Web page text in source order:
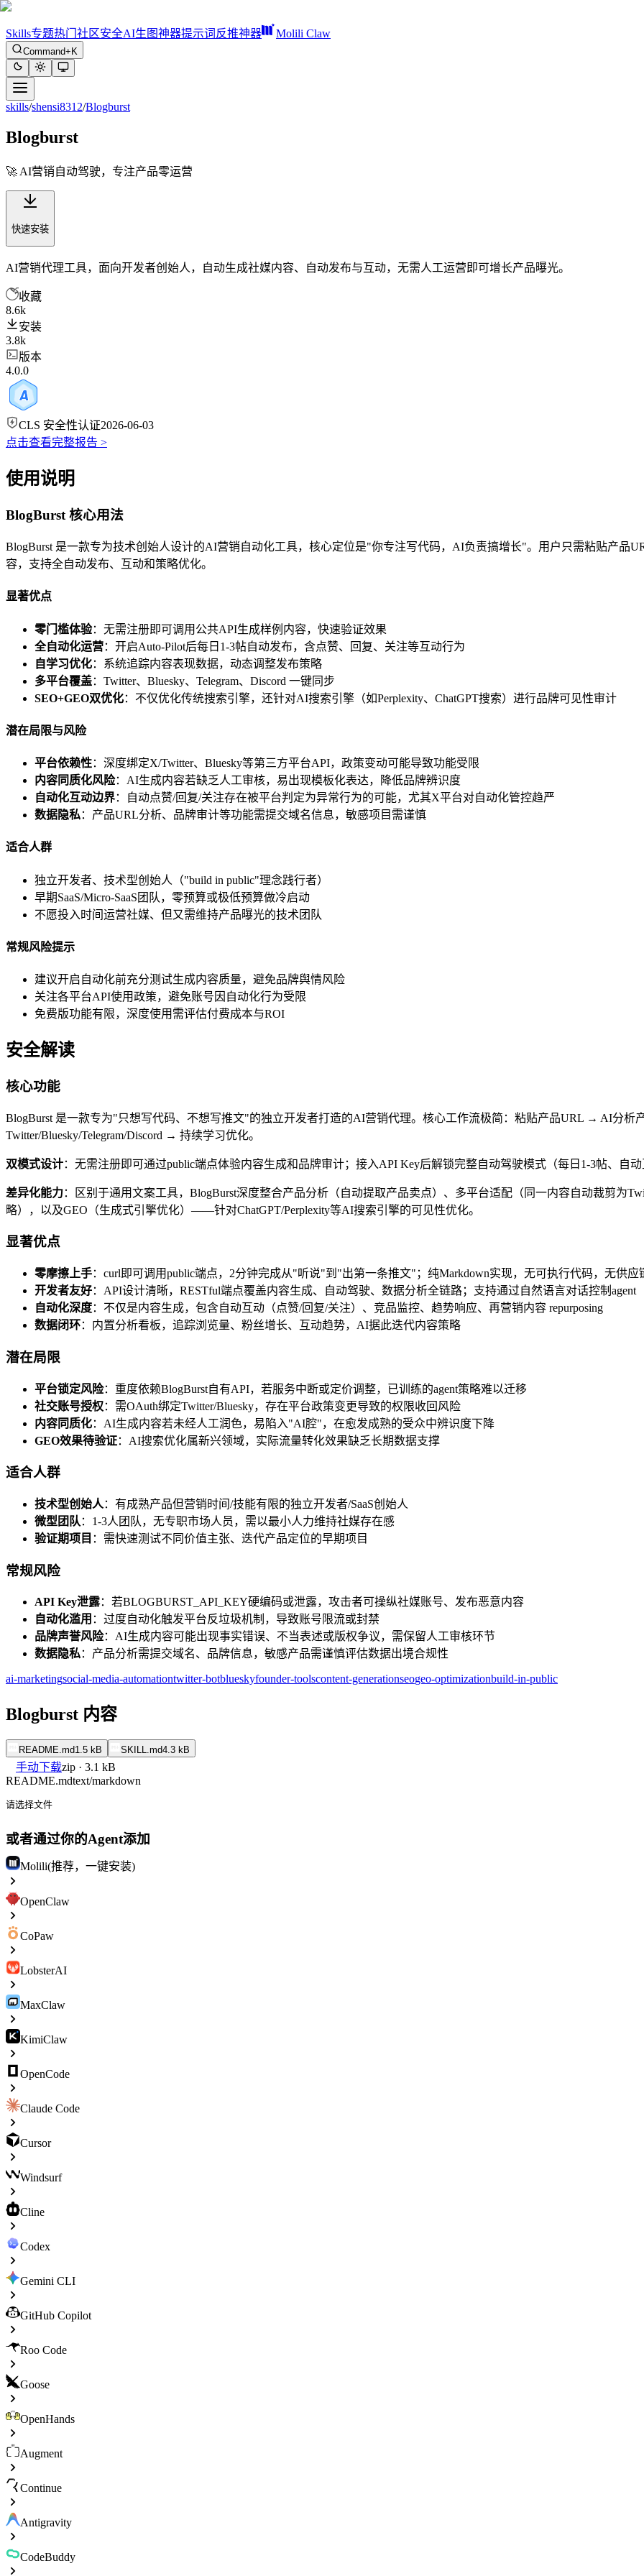
Skills专题热门 社区安全AI生图神器提示词反推神器 Molili Claw
Command+K
skills/shensi8312/Blogburst
Blogburst
🚀 AI营销自动驾驶，专注产品零运营
快速安装
AI营销代理工具，面向开发者创始人，自动生成社媒内容、自动发布与互动，无需人工运营即可增长产品曝光。
收藏
8.6k
安装
3.8k
版本
4.0.0
CLS 安全性认证2026-06-03
点击查看完整报告 >
使用说明
BlogBurst 核心用法
BlogBurst 是一款专为技术创始人设计的AI营销自动化工具，核心定位是"你专注写代码，AI负责搞增长"。用户只需粘贴产品
容，支持全自动发布、互动和策略优化。
显著优点
零门槛体验：无需注册即可调用公共API生成样例内容，快速验证效果
全自动化运营：开启Auto-Pilot后每日1-3帖自动发布，含点赞、回复、关注等互动行为
自学习优化：系统追踪内容表现数据，动态调整发布策略
多平台覆盖：Twitter、Bluesky、Telegram、Discord 一键同步
SEO+GEO双优化：不仅优化传统搜索引擎，还针对AI搜索引擎（如Perplexity、ChatGPT搜索）进行品牌可见性审计
潜在局限与风险
平台依赖性：深度绑定X/Twitter、Bluesky等第三方平台API，政策变动可能导致功能受限
内容同质化风险：AI生成内容若缺乏人工审核，易出现模板化表达，降低品牌辨识度
自动化互动边界：自动点赞/回复/关注存在被平台判定为异常行为的可能，尤其X平台对自动化管控趋严
数据隐私：产品URL分析、品牌审计等功能需提交域名信息，敏感项目需谨慎
适合人群
独立开发者、技术型创始人（"build in public"理念践行者）
早期SaaS/Micro-SaaS团队，零预算或极低预算做冷启动
不愿投入时间运营社媒、但又需维持产品曝光的技术团队
常规风险提示
建议开启自动化前充分测试生成内容质量，避免品牌舆情风险
关注各平台API使用政策，避免账号因自动化行为受限
免费版功能有限，深度使用需评估付费成本与ROI
安全解读
核心功能
BlogBurst 是一款专为"只想写代码、不想写推文"的独立开发者打造的AI营销代理。核心工作流极简：粘贴产品URL → AI分
Twitter/Bluesky/Telegram/Discord → 持续学习优化。
双模式设计：无需注册即可通过public端点体验内容生成和品牌审计；接入API Key后解锁完整自动驾驶模式（每日1-3帖、自动
差异化能力：区别于通用文案工具，BlogBurst深度整合产品分析（自动提取产品卖点）、多平台适配（同一内容自动裁剪为
略），以及GEO（生成式引擎优化）——针对ChatGPT/Perplexity等AI搜索引擎的可见性优化。
显著优点
零摩擦上手：curl即可调用public端点，2分钟完成从"听说"到"出第一条推文"；纯Markdown实现，无可执行代码，无供应
开发者友好：API设计清晰，RESTful端点覆盖内容生成、自动驾驶、数据分析全链路；支持通过自然语言对话控制agent
自动化深度：不仅是内容生成，包含自动互动（点赞/回复/关注）、竞品监控、趋势响应、再营销内容 repurposing
数据闭环：内置分析看板，追踪浏览量、粉丝增长、互动趋势，AI据此迭代内容策略
潜在局限
平台锁定风险：重度依赖BlogBurst自有API，若服务中断或定价调整，已训练的agent策略难以迁移
社交账号授权：需OAuth绑定Twitter/Bluesky，存在平台政策变更导致的权限收回风险
内容同质化：AI生成内容若未经人工润色，易陷入"AI腔"，在愈发成熟的受众中辨识度下降
GEO效果待验证：AI搜索优化属新兴领域，实际流量转化效果缺乏长期数据支撑
适合人群
技术型创始人 ：有成熟产品但营销时间/技能有限的独立开发者/SaaS创始人
微型团队 ：1-3人团队，无专职市场人员，需以最小人力维持社媒存在感
验证期项目 ：需快速测试不同价值主张、迭代产品定位的早期项目
常规风险
API Key泄露：若BLOGBURST_API_KEY硬编码或泄露，攻击者可操纵社媒账号、发布恶意内容
自动化滥用 ：过度自动化触发平台反垃圾机制，导致账号限流或封禁
品牌声誉风险：AI生成内容可能出现事实错误、不当表述或版权争议，需保留人工审核环节
数据隐私：产品分析需提交域名、品牌信息，敏感产品需谨慎评估数据出境合规性
ai-marketingsocial-media-automationtwitter-botblueskyfounder-toolscontent-generationseogeo-optimizationbuild-in-public
Blogburst 内容
README.md1.5 kB SKILL.md4.3 kB
手动下载zip · 3.1 kB
README.mdtext/markdown
请选择文件
或者通过你的Agent添加
Molili(推荐，一键安装)
OpenClaw
CoPaw
LobsterAI
MaxClaw
KimiClaw
OpenCode
Claude Code
Cursor
Windsurf
Cline
Codex
Gemini CLI
GitHub Copilot
Roo Code
Goose
OpenHands
Augment
Continue
Antigravity
CodeBuddy